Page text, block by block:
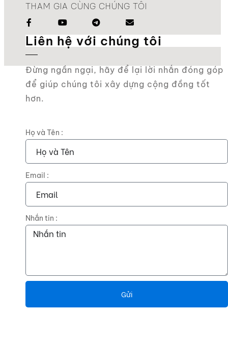
THAM GIA CÙNG CHÚNG TÔI
Liên hệ với chúng tôi
Đừng ngần ngại, hãy để lại lời nhắn đóng góp
để giúp chúng tôi xây dựng cộng đồng tốt
hơn.
Họ và Tên :
Email :
Nhắn tin :
Gửi